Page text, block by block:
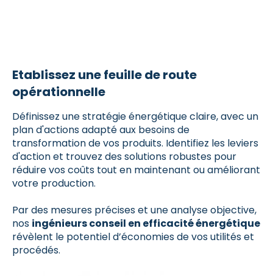
Etablissez une feuille de route
opérationnelle
Définissez une stratégie énergétique claire, avec un
plan d'actions adapté aux besoins de
transformation de vos produits. Identifiez les leviers
d'action et trouvez des solutions robustes pour
réduire vos coûts tout en maintenant ou améliorant
votre production.
Par des mesures précises et une analyse objective,
nos ingénieurs conseil en efficacité énergétique
révèlent le potentiel d’économies de vos utilités et
procédés.